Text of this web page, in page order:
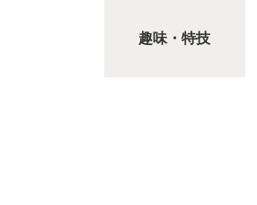
趣味・特技